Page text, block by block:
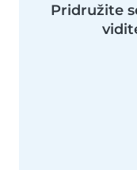
Pridružite